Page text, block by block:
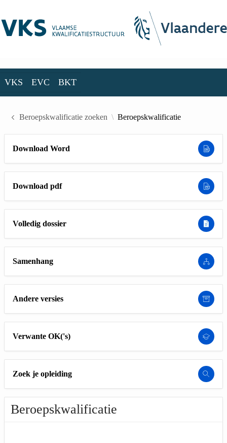
VKS EVC BKT
Beroepskwalificatie zoeken Beroepskwalificatie
Download Word
Download pdf
Volledig dossier
Samenhang
Andere versies
Verwante OK('s)
Zoek je opleiding
Beroepskwalificatie